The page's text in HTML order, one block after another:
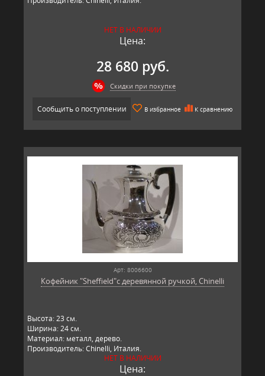
НЕТ В НАЛИЧИИ
Цена:
28 680 руб.
Скидки при покупке
Сообщить о поступлении В избранное К сравнению
Арт: 8006600
Кофейник "Sheffield"с деревянной ручкой, Chinelli
Высота: 23 см.
Ширина: 24 см.
Материал: металл, дерево.
Производитель: Chinelli, Италия.
НЕТ В НАЛИЧИИ
Цена: